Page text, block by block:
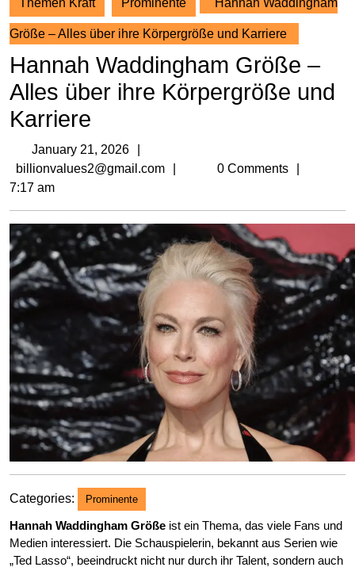
Themen Kraft Prominente Hannah Waddingham
Größe – Alles über ihre Körpergröße und Karriere
Hannah Waddingham Größe –
Alles über ihre Körpergröße und
Karriere
January 21, 2026
21,
billionvalues2@gmail.com billionvalues2@gmail.com
0 Comments
7:17 am
Categories: Prominente
Hannah Waddingham Größe ist ein Thema, das viele Fans und
Medien interessiert. Die Schauspielerin, bekannt aus Serien wie
„Ted Lasso“, beeindruckt nicht nur durch ihr Talent, sondern auch